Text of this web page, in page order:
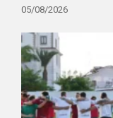
05/08/2026